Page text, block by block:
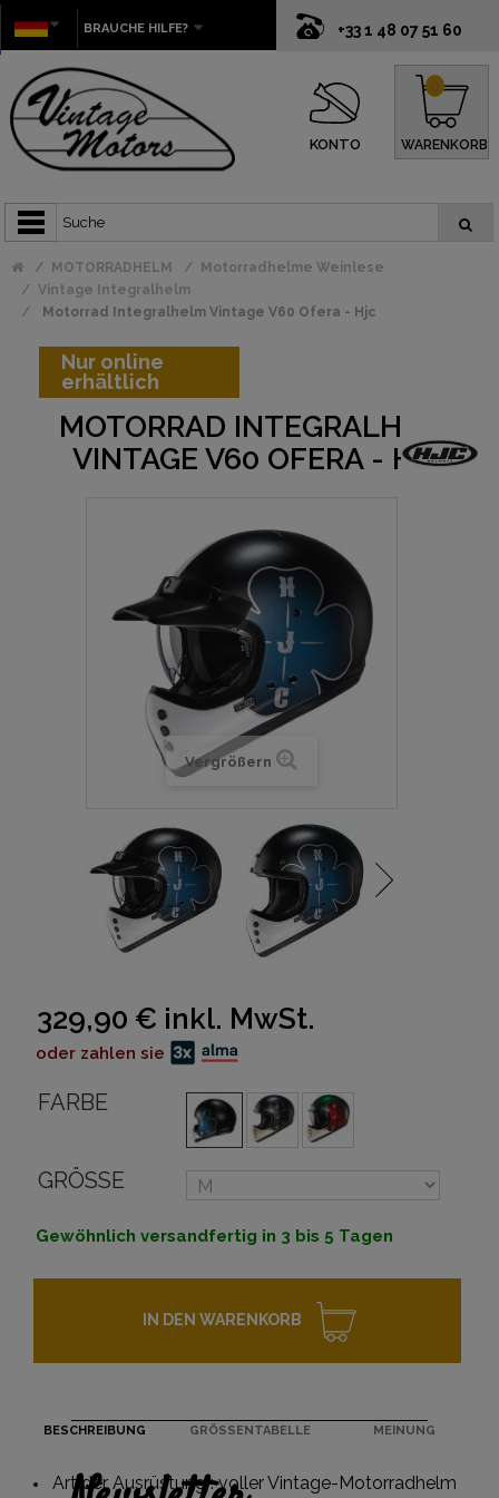
+33 1 48 07 51 60
BRAUCHE HILFE?
KONTO WARENKORB
0
MOTORRADHELM
Motorradhelme Weinlese
Vintage Integralhelm
Motorrad Integralhelm Vintage V60 Ofera - Hjc
Nur online
erhältlich
MOTORRAD INTEGRALHELM
VINTAGE V60 OFERA - HJC
Vergrößern
329,90 € inkl. MwSt.
oder zahlen sie
FARBE
GRÖSSE
Gewöhnlich versandfertig in 3 bis 5 Tagen
IN DEN WARENKORB
BESCHREIBUNG GRÖSSENTABELLE MEINUNG
Art der Ausrüstung : voller Vintage-Motorradhelm